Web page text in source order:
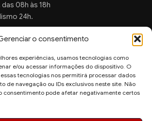
o consentimento
experiências, usamos tecnologias como
e/ou acessar informações do dispositivo. O
tecnologias nos permitirá processar dados
de navegação ou IDs exclusivos neste site. Não
consentimento pode afetar negativamente certos
08h às 18h
24h.